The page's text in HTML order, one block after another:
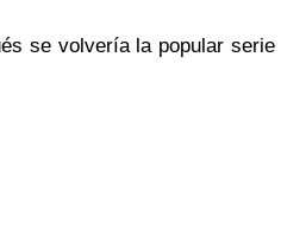
se volvería la popular serie